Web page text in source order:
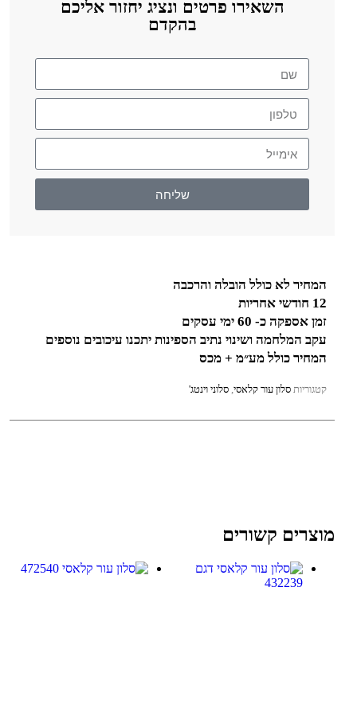
השאירו פרטים ונציג יחזור אליכם
בהקדם
שליחה
מוצרים קשורים
המחיר לא כולל הובלה והרכבה
12 חודשי אחריות
זמן אספקה כ- 60 ימי עסקים
עקב המלחמה ושינוי נתיב הספינות יתכנו עיכובים נוספים
המחיר כולל מע״מ + מכס
קטגוריות סלון עור קלאסי,סלוני וינטג'